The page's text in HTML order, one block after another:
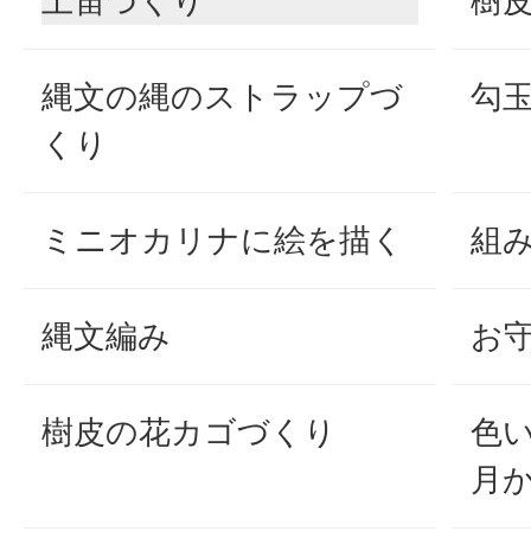
縄文の縄のストラップづ
くり
勾
ミニオカリナに絵を描く 組
縄文編み お
樹皮の花カゴづくり
色
月